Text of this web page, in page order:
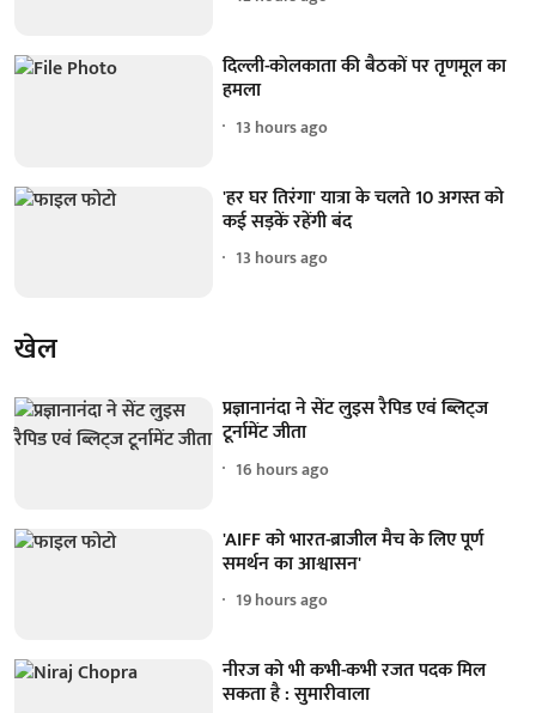
दिल्ली-कोलकाता की बैठकों पर तृणमूल का
हमला
13 hours ago
'हर घर तिरंगा' यात्रा के चलते 10 अगस्त को
कई सड़कें रहेंगी बंद
13 hours ago
खेल
प्रज्ञानानंदा ने सेंट लुइस रैपिड एवं ब्लिट्ज
टूर्नामेंट जीता
16 hours ago
'AIFF को भारत-ब्राजील मैच के लिए पूर्ण
समर्थन का आश्वासन'
19 hours ago
नीरज को भी कभी-कभी रजत पदक मिल
सकता है : सुमारीवाला